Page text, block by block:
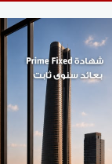
شكاوي المواطن